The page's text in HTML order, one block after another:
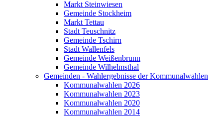
Markt Steinwiesen
Gemeinde Stockheim
Markt Tettau
Stadt Teuschnitz
Gemeinde Tschirn
Stadt Wallenfels
Gemeinde Weißenbrunn
Gemeinde Wilhelmsthal
Gemeinden - Wahlergebnisse der Kommunalwahlen
Kommunalwahlen 2026
Kommunalwahlen 2023
Kommunalwahlen 2020
Kommunalwahlen 2014